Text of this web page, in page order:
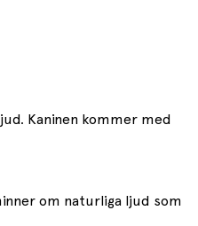
Kaninen kommer med
om naturliga ljud som